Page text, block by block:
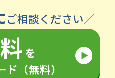
ご相談ください／
を
（無料）